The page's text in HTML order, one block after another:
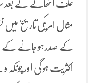
حلف اٹھانے کے بعد
مثال امریکی تاریخ
کے صدر ہو جانے کے
اکثریت ہو گی اور